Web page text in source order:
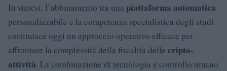
In sintesi, l’abbinamento tra una piattaforma automatica
personalizzabile e la competenza specialistica degli studi
costituisce oggi un approccio operativo efficace per
affrontare la complessità della fiscalità delle cripto-
attività. La combinazione di tecnologia e controllo umano